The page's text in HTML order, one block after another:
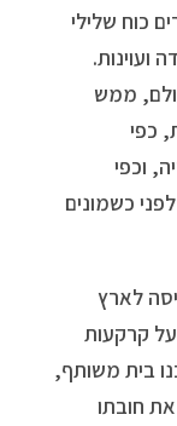
כוח שלילי
ועוינות.
ממש
כפי
וכפי
כשמונים
לארץ
קרקעות
בית משותף,
חובתו